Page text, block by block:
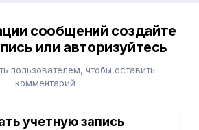
сообщений создайте
или авторизуйтесь
пользователем, чтобы оставить
комментарий
учетную запись